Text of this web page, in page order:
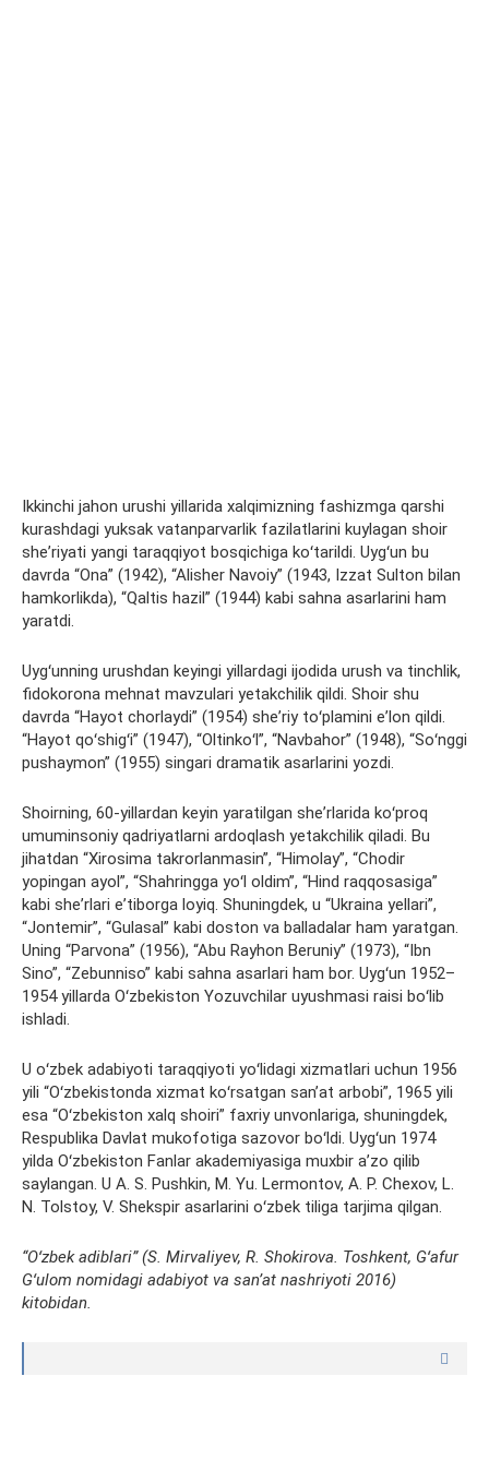
Ikkinchi jahon urushi yillarida xalqimizning fashizmga qarshi
kurashdagi yuksak vatanparvarlik fazilatlarini kuylagan shoir
sheʼriyati yangi taraqqiyot bosqichiga koʻtarildi. Uygʻun bu
davrda “Ona” (1942), “Alisher Navoiy” (1943, Izzat Sulton bilan
hamkorlikda), “Qaltis hazil” (1944) kabi sahna asarlarini ham
yaratdi.
Uygʻunning urushdan keyingi yillardagi ijodida urush va tinchlik,
fidokorona mehnat mavzulari yetakchilik qildi. Shoir shu
davrda “Hayot chorlaydi” (1954) sheʼriy toʻplamini eʼlon qildi.
“Hayot qoʻshigʻi” (1947), “Oltinkoʻl”, “Navbahor” (1948), “Soʻnggi
pushaymon” (1955) singari dramatik asarlarini yozdi.
Shoirning, 60-yillardan keyin yaratilgan sheʼrlarida koʻproq
umuminsoniy qadriyatlarni ardoqlash yetakchilik qiladi. Bu
jihatdan “Xirosima takrorlanmasin”, “Himolay”, “Chodir
yopingan ayol”, “Shahringga yoʻl oldim”, “Hind raqqosasiga”
kabi sheʼrlari eʼtiborga loyiq. Shuningdek, u “Ukraina yellari”,
“Jontemir”, “Gulasal” kabi doston va balladalar ham yaratgan.
Uning “Parvona” (1956), “Abu Rayhon Beruniy” (1973), “Ibn
Sino”, “Zebunniso” kabi sahna asarlari ham bor. Uygʻun 1952–
1954 yillarda Oʻzbekiston Yozuvchilar uyushmasi raisi boʻlib
ishladi.
U oʻzbek adabiyoti taraqqiyoti yoʻlidagi xizmatlari uchun 1956
yili “Oʻzbekistonda xizmat koʻrsatgan sanʼat arbobi”, 1965 yili
esa “Oʻzbekiston xalq shoiri” faxriy unvonlariga, shuningdek,
Respublika Davlat mukofotiga sazovor boʻldi. Uygʻun 1974
yilda Oʻzbekiston Fanlar akademiyasiga muxbir aʼzo qilib
saylangan. U A. S. Pushkin, M. Yu. Lermontov, A. P. Chexov, L.
N. Tolstoy, V. Shekspir asarlarini oʻzbek tiliga tarjima qilgan.
“Oʻzbek adiblari” (S. Mirvaliyev, R. Shokirova. Toshkent, Gʻafur
Gʻulom nomidagi adabiyot va sanʼat nashriyoti 2016)
kitobidan.